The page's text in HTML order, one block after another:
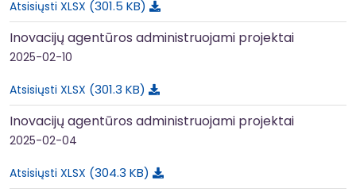
Atsisiųsti XLSX 301.5 KB
Inovacijų agentūros administruojami projektai
2025-02-10
Atsisiųsti XLSX 301.3 KB
Inovacijų agentūros administruojami projektai
2025-02-04
Atsisiųsti XLSX 304.3 KB